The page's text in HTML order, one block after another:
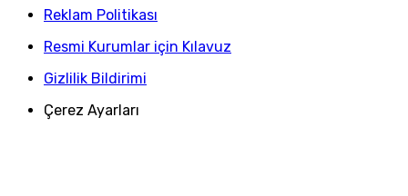
Reklam Politikası
Resmi Kurumlar için Kılavuz
Gizlilik Bildirimi
Çerez Ayarları